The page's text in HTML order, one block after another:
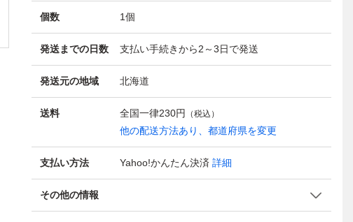
個数 1個
発送までの日数 支払い手続きから2～3日で発送
発送元の地域 北海道
送料 全国一律230円 （税込）
他の配送方法あり、都道府県を変更
支払い方法 Yahoo!かんたん決済 詳細
その他の情報